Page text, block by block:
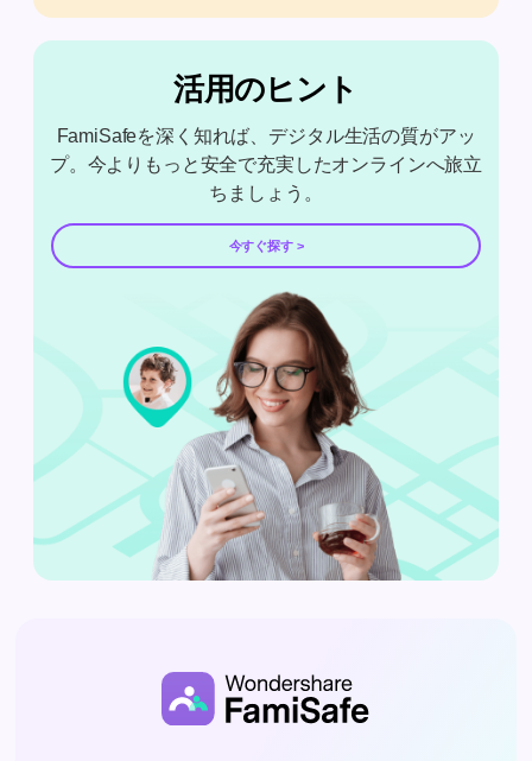
活用のヒント
FamiSafeを深く知れば、デジタル生活の質がアッ
プ。今よりもっと安全で充実したオンラインへ旅立
ちましょう。
今すぐ探す >